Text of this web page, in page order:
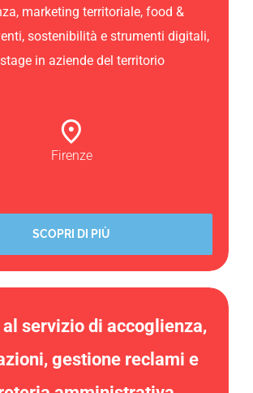
marketing territoriale, food &
sostenibilità e strumenti digitali,
in aziende del territorio
Firenze
SCOPRI DI PIÙ
servizio di accoglienza,
gestione reclami e